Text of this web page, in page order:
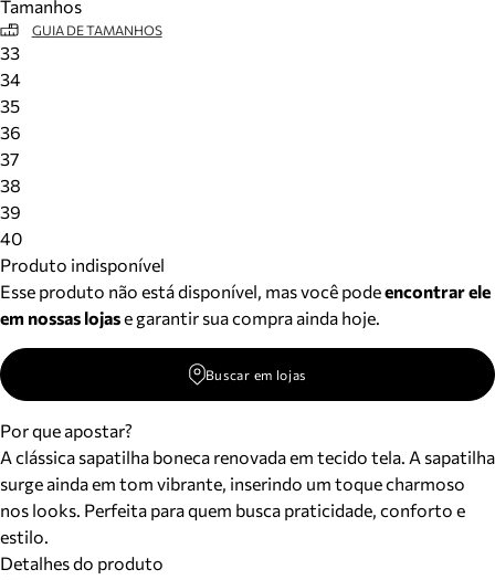
Tamanhos
GUIA DE TAMANHOS
33
34
35
36
37
38
39
40
Produto indisponível
Esse produto não está disponível, mas você podeencontrar ele
em nossas lojase garantir sua compra ainda hoje.
Buscar em lojas
Por que apostar?
A clássica sapatilha boneca renovada em tecido tela. A sapatilha
surge ainda em tom vibrante, inserindo um toque charmoso
nos looks. Perfeita para quem busca praticidade, conforto e
estilo.
Detalhes do produto